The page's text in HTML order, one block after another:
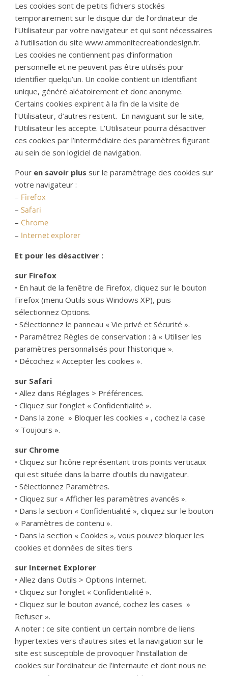
Les cookies sont de petits fichiers stockés
temporairement sur le disque dur de l’ordinateur de
l’Utilisateur par votre navigateur et qui sont nécessaires
à l’utilisation du site www.ammonitecreationdesign.fr.
Les cookies ne contiennent pas d’information
personnelle et ne peuvent pas être utilisés pour
identifier quelqu’un. Un cookie contient un identifiant
unique, généré aléatoirement et donc anonyme.
Certains cookies expirent à la fin de la visite de
l’Utilisateur, d’autres restent. En naviguant sur le site,
l’Utilisateur les accepte. L’Utilisateur pourra désactiver
ces cookies par l’intermédiaire des paramètres figurant
au sein de son logiciel de navigation.
Pour en savoir plus sur le paramétrage des cookies sur
votre navigateur :
– Firefox
– Safari
– Chrome
– Internet explorer
Et pour les désactiver :
sur Firefox
• En haut de la fenêtre de Firefox, cliquez sur le bouton
Firefox (menu Outils sous Windows XP), puis
sélectionnez Options.
• Sélectionnez le panneau « Vie privé et Sécurité ».
• Paramétrez Règles de conservation : à « Utiliser les
paramètres personnalisés pour l’historique ».
• Décochez « Accepter les cookies ».
sur Safari
• Allez dans Réglages > Préférences.
• Cliquez sur l’onglet « Confidentialité ».
• Dans la zone » Bloquer les cookies « , cochez la case
« Toujours ».
sur Chrome
• Cliquez sur l’icône représentant trois points verticaux
qui est située dans la barre d’outils du navigateur.
• Sélectionnez Paramètres.
• Cliquez sur « Afficher les paramètres avancés ».
• Dans la section « Confidentialité », cliquez sur le bouton
« Paramètres de contenu ».
• Dans la section « Cookies », vous pouvez bloquer les
cookies et données de sites tiers
sur Internet Explorer
• Allez dans Outils > Options Internet.
• Cliquez sur l’onglet « Confidentialité ».
• Cliquez sur le bouton avancé, cochez les cases »
Refuser ».
A noter : ce site contient un certain nombre de liens
hypertextes vers d’autres sites et la navigation sur le
site est susceptible de provoquer l’installation de
cookies sur l’ordinateur de l’internaute et dont nous ne
saurions être tenus pour responsables.